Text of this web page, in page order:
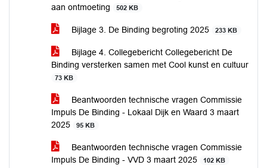
aan ontmoeting
502 KB
Bijlage 3. De Binding begroting 2025 233 KB
Bijlage 4. Collegebericht Collegebericht De
Binding versterken samen met Cool kunst en cultuur
73 KB
Beantwoorden technische vragen Commissie
Impuls De Binding - Lokaal Dijk en Waard 3 maart
2025
95 KB
Beantwoorden technische vragen Commissie
Impuls De Binding - VVD 3 maart 2025
102 KB